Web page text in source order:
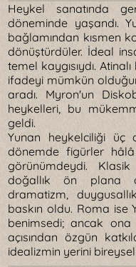
Heykel sanatında
döneminde yaşandı.
bağlamından kısmen
dönüştürdüler. İdeal
temel kaygısıydı.
ifadeyi mümkün
aradı. Myron'un
heykelleri, bu
geldi.
Yunan heykelciliği üç
dönemde figürler hâlâ
görünümdeydi.
doğallık ön plana
dramatizm,
baskın oldu. Roma ise
benimsedi; ancak ona
açısından özgün
idealizmin yerini